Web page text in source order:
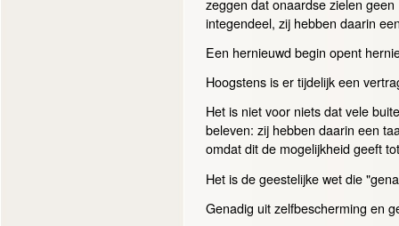
zeggen dat onaardse zielen
integendeel, zij hebben daarin
Een hernieuwd begin opent
Hoogstens is er tijdelijk een
Het is niet voor niets dat vele
beleven: zij hebben daarin een
omdat dit de mogelijkheid geeft
Het is de geestelijke wet die
Genadig uit zelfbescherming en